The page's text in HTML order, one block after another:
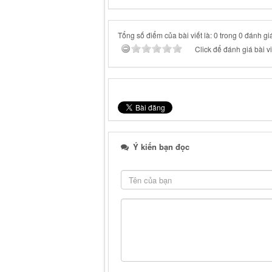
Tổng số điểm của bài viết là: 0 trong 0 đánh
Click để đánh giá bài
Ý kiến bạn đọc